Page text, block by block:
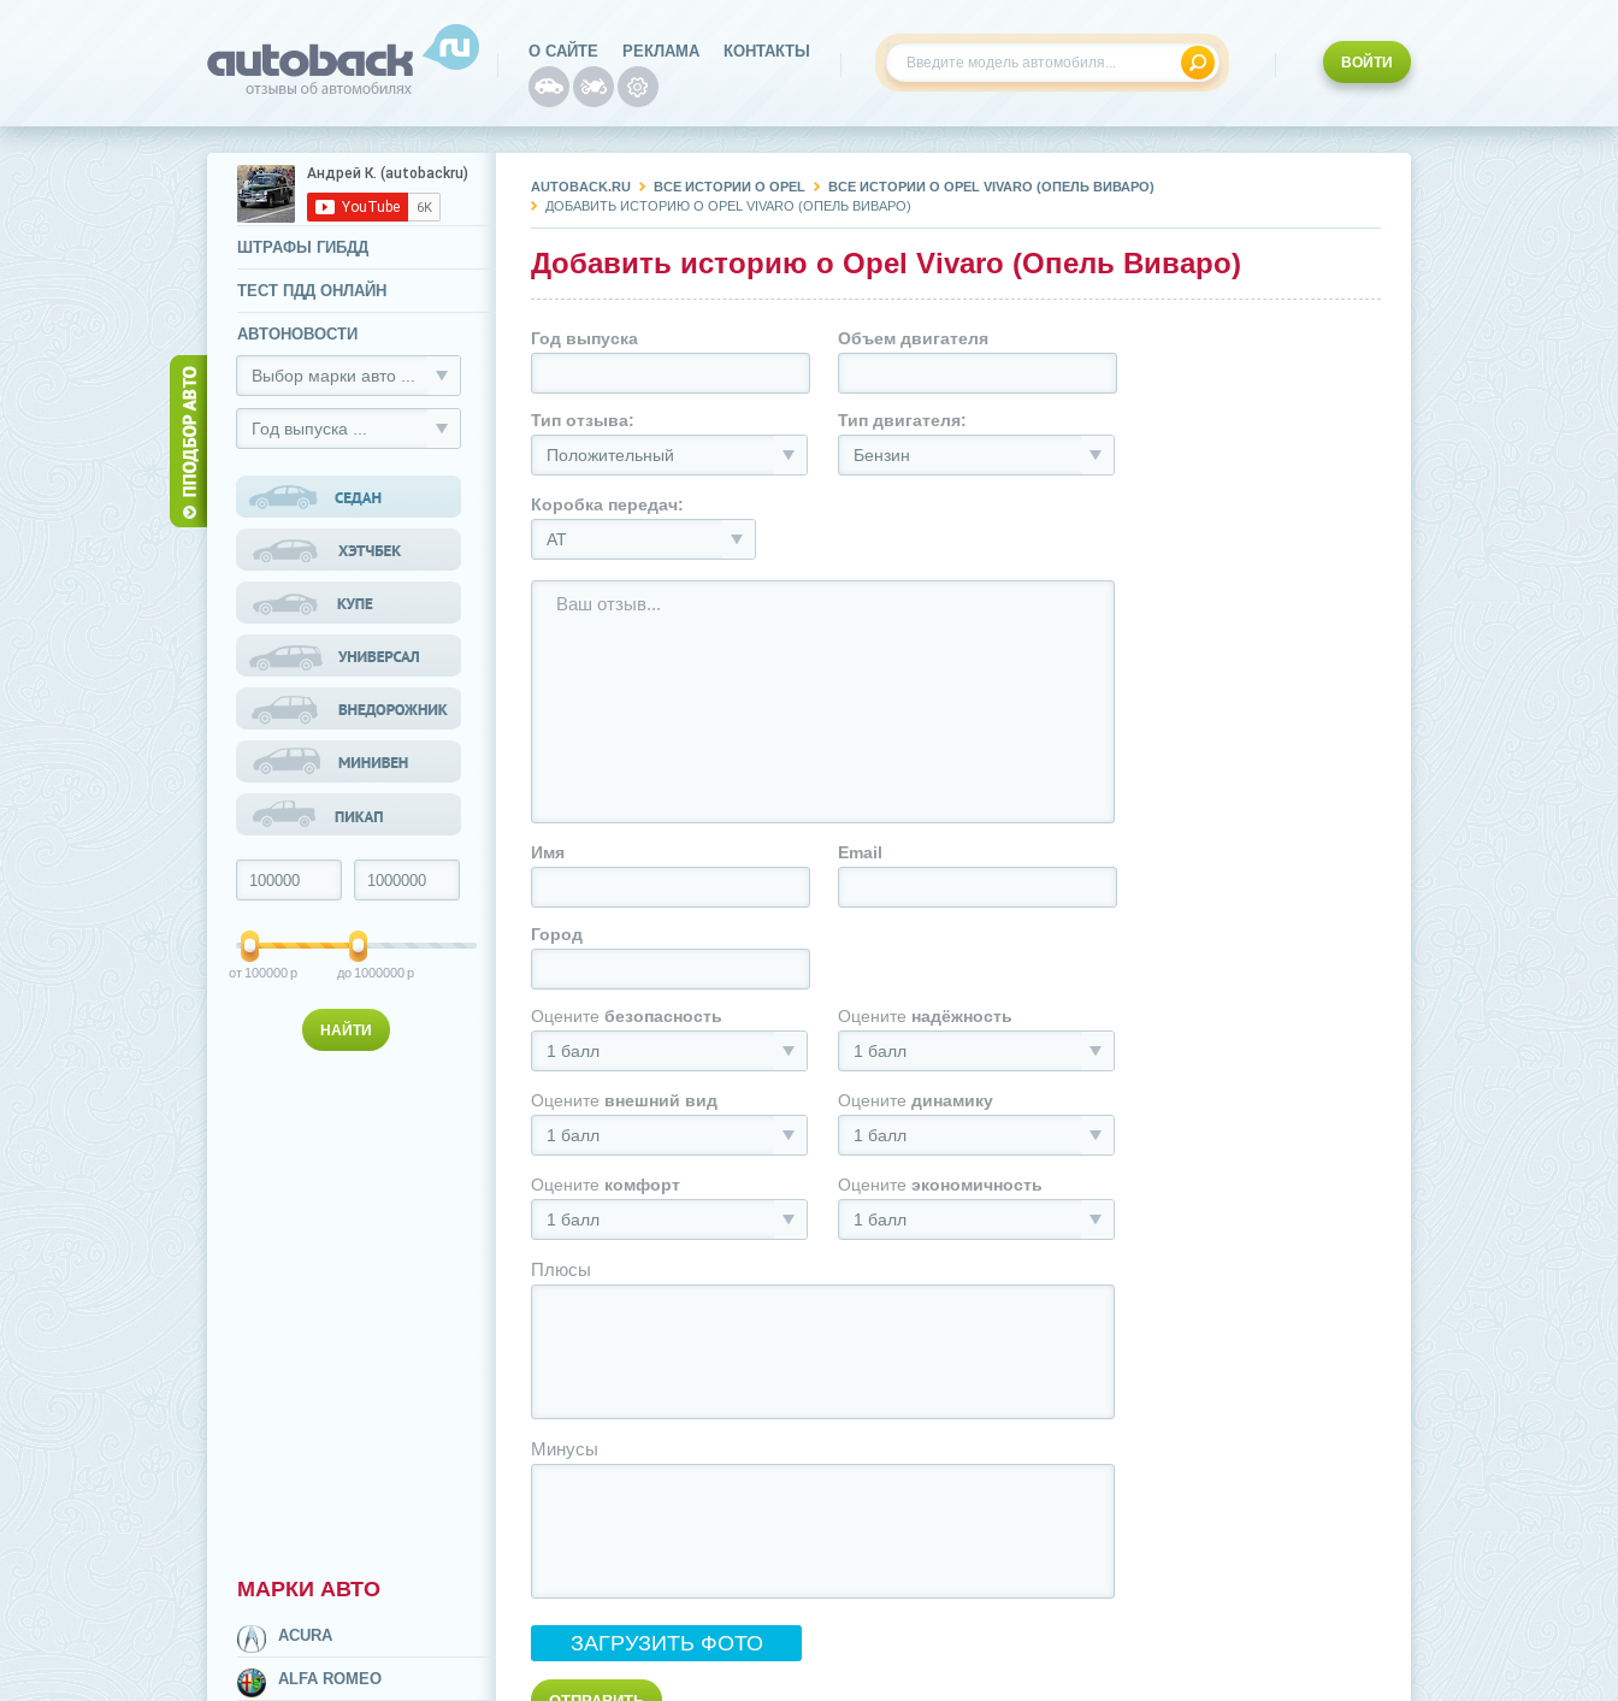
О САЙТЕ РЕКЛАМА КОНТАКТЫ
ВОЙТИ
ШТРАФЫ ГИБДД
ТЕСТ ПДД ОНЛАЙН
АВТОНОВОСТИ
Выбор марки авто ...
Год выпуска ...
100000 1000000
МАРКИ АВТО
ACURA
ALFA ROMEO
AUTOBACK.RU ВСЕ ИСТОРИИ О OPEL
ВСЕ ИСТОРИИ О OPEL VIVARO (ОПЕЛЬ ВИВАРО)
ДОБАВИТЬ ИСТОРИЮ О OPEL VIVARO (ОПЕЛЬ ВИВАРО)
Добавить историю о Opel Vivaro (Опель Виваро)
Год выпуска Объем двигателя
Тип отзыва:
Положительный
Тип двигателя:
Бензин
Коробка передач:
АТ
Имя Email
Город
Оцените безопасность
1 балл
Оцените надёжность
1 балл
Оцените внешний вид
1 балл
Оцените динамику
1 балл
Оцените комфорт
1 балл
Оцените экономичность
1 балл
Плюсы
Минусы
ЗАГРУЗИТЬ ФОТО